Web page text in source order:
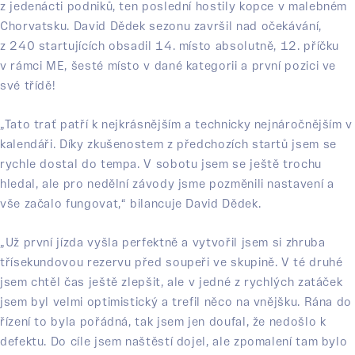
z jedenácti podniků, ten poslední hostily kopce v malebném
Chorvatsku. David Dědek sezonu završil nad očekávání,
z 240 startujících obsadil 14. místo absolutně, 12. příčku
v rámci ME, šesté místo v dané kategorii a první pozici ve
své třídě!
„Tato trať patří k nejkrásnějším a technicky nejnáročnějším v
kalendáři. Díky zkušenostem z předchozích startů jsem se
rychle dostal do tempa. V sobotu jsem se ještě trochu
hledal, ale pro nedělní závody jsme pozměnili nastavení a
vše začalo fungovat,“ bilancuje David Dědek.
„Už první jízda vyšla perfektně a vytvořil jsem si zhruba
třísekundovou rezervu před soupeři ve skupině. V té druhé
jsem chtěl čas ještě zlepšit, ale v jedné z rychlých zatáček
jsem byl velmi optimistický a trefil něco na vnějšku. Rána do
řízení to byla pořádná, tak jsem jen doufal, že nedošlo k
defektu. Do cíle jsem naštěstí dojel, ale zpomalení tam bylo